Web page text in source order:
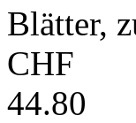
Blätter,
CHF
44.80